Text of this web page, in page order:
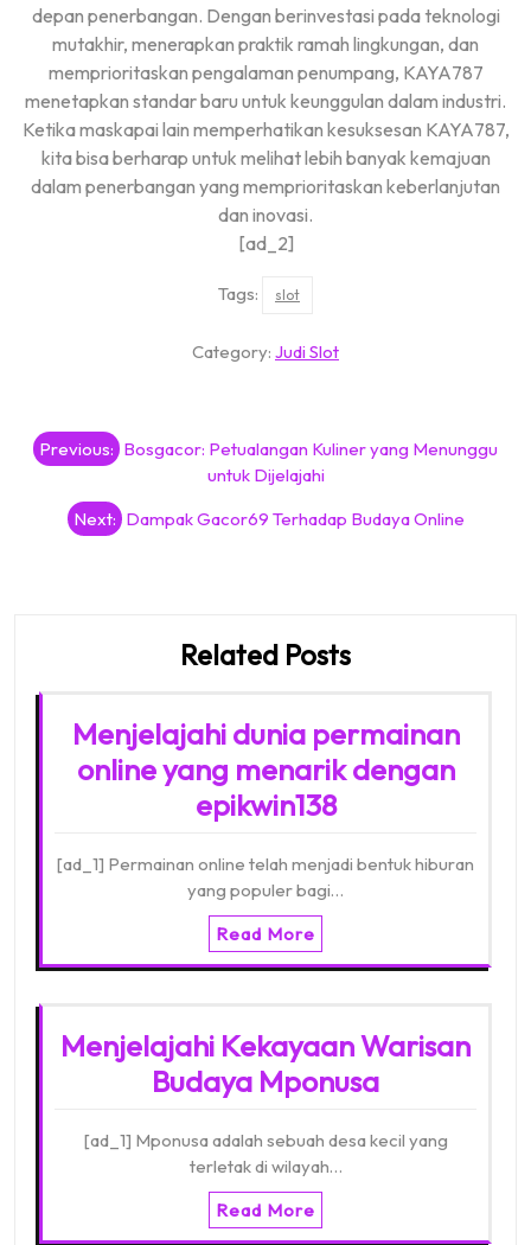
depan penerbangan. Dengan berinvestasi pada teknologi
mutakhir, menerapkan praktik ramah lingkungan, dan
memprioritaskan pengalaman penumpang, KAYA787
menetapkan standar baru untuk keunggulan dalam industri.
Ketika maskapai lain memperhatikan kesuksesan KAYA787,
kita bisa berharap untuk melihat lebih banyak kemajuan
dalam penerbangan yang memprioritaskan keberlanjutan
dan inovasi.
[ad_2]
Tags: slot
Category: Judi Slot
Post
navigation
Previous: Bosgacor: Petualangan Kuliner yang Menunggu
untuk Dijelajahi
Next: Dampak Gacor69 Terhadap Budaya Online
Related Posts
Menjelajahi dunia permainan
online yang menarik dengan
epikwin138
[ad_1] Permainan online telah menjadi bentuk hiburan
yang populer bagi…
Read More
Menjelajahi Kekayaan Warisan
Budaya Mponusa
[ad_1] Mponusa adalah sebuah desa kecil yang
terletak di wilayah…
Read More